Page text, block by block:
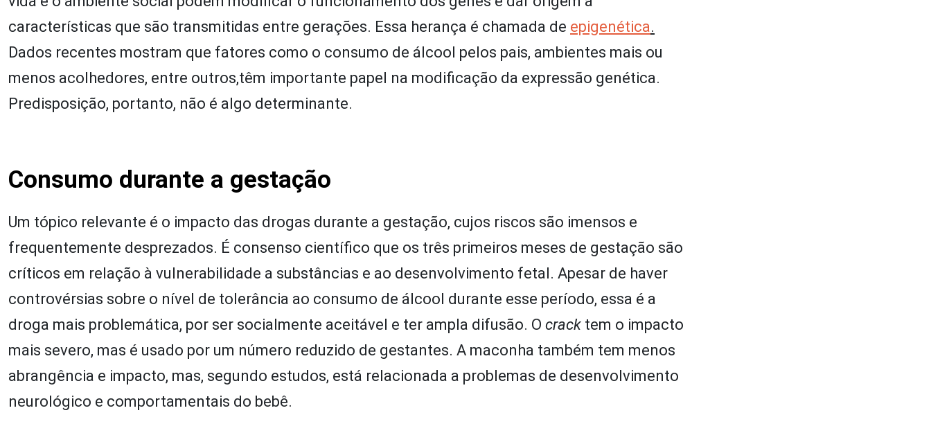
características que são transmitidas entre gerações. Essa herança é chamada de epigenética.
Dados recentes mostram que fatores como o consumo de álcool pelos pais, ambientes mais ou
menos acolhedores, entre outros,têm importante papel na modificação da expressão genética.
Predisposição, portanto, não é algo determinante.
Consumo durante a gestação
Um tópico relevante é o impacto das drogas durante a gestação, cujos riscos são imensos e
frequentemente desprezados. É consenso científico que os três primeiros meses de gestação são
críticos em relação à vulnerabilidade a substâncias e ao desenvolvimento fetal. Apesar de haver
controvérsias sobre o nível de tolerância ao consumo de álcool durante esse período, essa é a
droga mais problemática, por ser socialmente aceitável e ter ampla difusão. O crack tem o impacto
mais severo, mas é usado por um número reduzido de gestantes. A maconha também tem menos
abrangência e impacto, mas, segundo estudos, está relacionada a problemas de desenvolvimento
neurológico e comportamentais do bebê.